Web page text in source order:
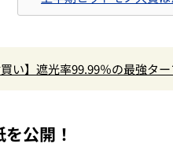
買い】遮光率99.99％の最強タ
公開！